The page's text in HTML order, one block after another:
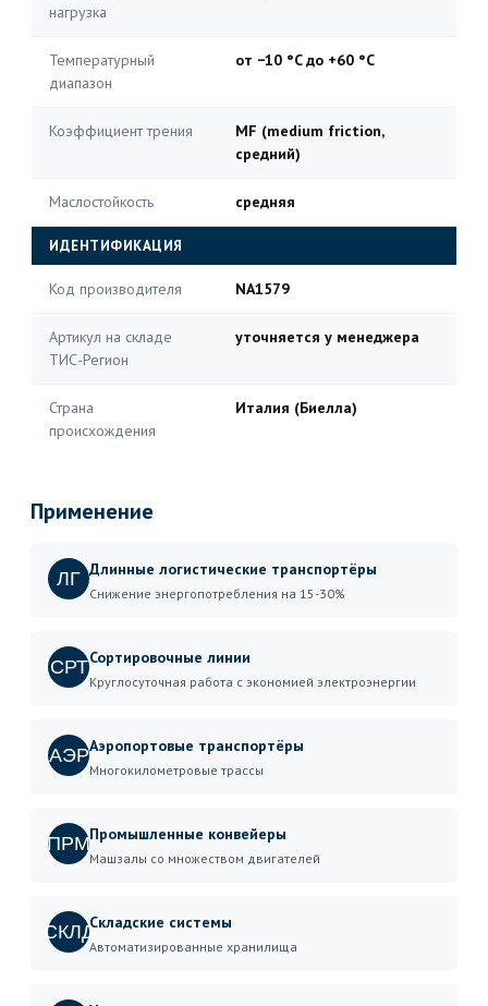
нагрузка
Температурный
диапазон
от −10 °C до +60 °C
Коэффициент трения
MF (medium friction,
средний)
Маслостойкость средняя
ИДЕНТИФИКАЦИЯ
Код производителя NA1579
Артикул на складе
ТИС-Регион
уточняется у менеджера
Страна
происхождения
Италия (Биелла)
Применение
ЛГ Длинные логистические транспортёры
Снижение энергопотребления на 15-30%
СРТСортировочные линии
Круглосуточная работа с экономией электроэнергии
АЭРАэропортовые транспортёры
Многокилометровые трассы
ПРМПромышленные конвейеры
Машзалы со множеством двигателей
СКЛДСкладские системы
Автоматизированные хранилища